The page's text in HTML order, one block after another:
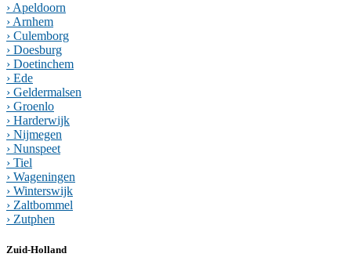
› Apeldoorn
› Arnhem
› Culemborg
› Doesburg
› Doetinchem
› Ede
› Geldermalsen
› Groenlo
› Harderwijk
› Nijmegen
› Nunspeet
› Tiel
› Wageningen
› Winterswijk
› Zaltbommel
› Zutphen
Zuid-Holland